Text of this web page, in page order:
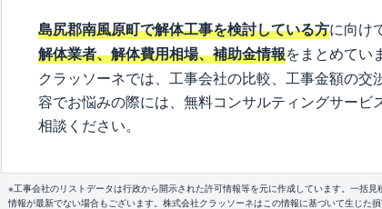
島尻郡南風原町で解体工事を検討している方に向け
解体業者、解体費用相場、補助金情報をまとめてい
クラッソーネでは、工事会社の比較、工事金額の交
容でお悩みの際には、無料コンサルティングサービ
相談ください。
※工事会社のリストデータは行政から開示された許可情報等を元に作成しています。一括
情報が最新でない場合もございます。株式会社クラッソーネはこの情報に基づいて生じた損